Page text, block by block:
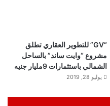
“GV” للتطوير العقاري تطلق
مشروع “وايت ساند” بالساحل
الشمالي باستثمارات 9مليار جنيه
يوليو 28, 2019